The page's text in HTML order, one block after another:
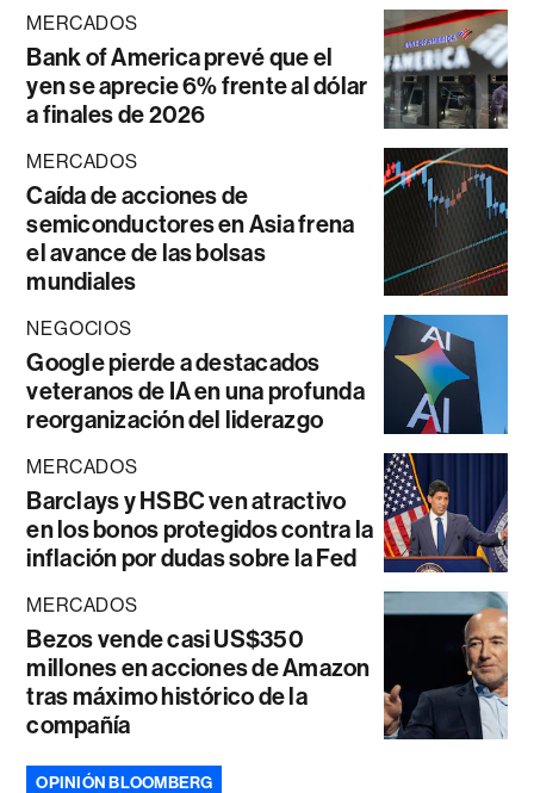
MERCADOS
Bank of America prevé que el
yen se aprecie 6% frente al dólar
a finales de 2026
MERCADOS
Caída de acciones de
semiconductores en Asia frena
el avance de las bolsas
mundiales
NEGOCIOS
Google pierde a destacados
veteranos de IA en una profunda
reorganización del liderazgo
MERCADOS
Barclays y HSBC ven atractivo
en los bonos protegidos contra la
inflación por dudas sobre la Fed
MERCADOS
Bezos vende casi US$350
millones en acciones de Amazon
tras máximo histórico de la
compañía
OPINIÓN BLOOMBERG